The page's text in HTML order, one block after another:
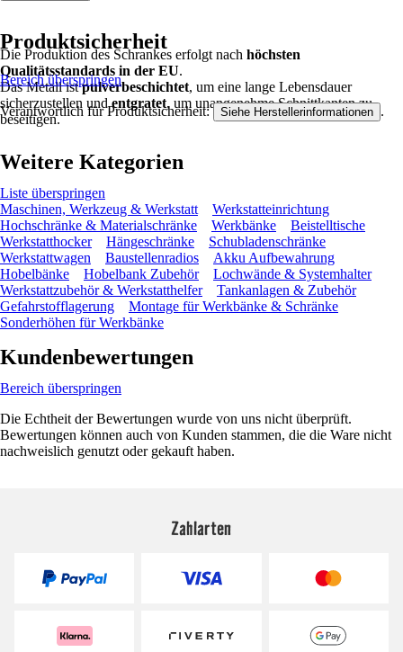
Die Produktion des Schrankes erfolgt nach höchsten
Qualitätsstandards in der EU.
Das Metall istpulverbeschichtet, um eine lange Lebensdauer
sicherzustellen undentgratet, um unangenehme Schnittkanten zu
beseitigen.
Produktsicherheit
Bereich überspringen
Verantwortlich für Produktsicherheit: Siehe Herstellerinformationen .
Weitere Kategorien
Liste überspringen
Maschinen, Werkzeug & Werkstatt
Werkstatteinrichtung
Hochschränke & Materialschränke
Werkbänke
Beistelltische
Werkstatthocker
Hängeschränke
Schubladenschränke
Werkstattwagen
Baustellenradios
Akku Aufbewahrung
Hobelbänke
Hobelbank Zubehör
Lochwände & Systemhalter
Werkstattzubehör & Werkstatthelfer
Tankanlagen & Zubehör
Gefahrstofflagerung
Montage für Werkbänke & Schränke
Sonderhöhen für Werkbänke
Kundenbewertungen
Bereich überspringen
Die Echtheit der Bewertungen wurde von uns nicht überprüft.
Bewertungen können auch von Kunden stammen, die die Ware nicht
nachweislich genutzt oder gekauft haben.
Zahlarten